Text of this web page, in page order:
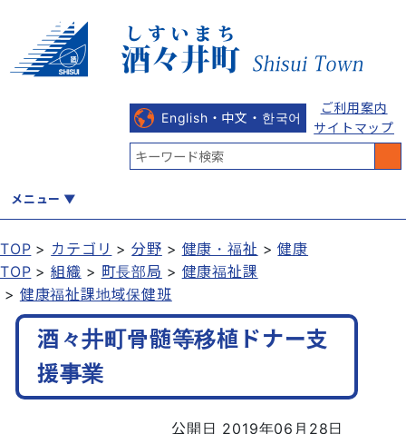
English・中文・한국어
ご利用案内
サイトマップ
メニュー
くらし 健康・福祉 教育・文化
行政
TOP カテゴリ 分野 健康・福祉
健康
TOP
組織 町長部局
健康福祉課
健康福祉課地域保健班
酒々井町骨髄等移植ドナー支
援事業
公開日 2019年06月28日